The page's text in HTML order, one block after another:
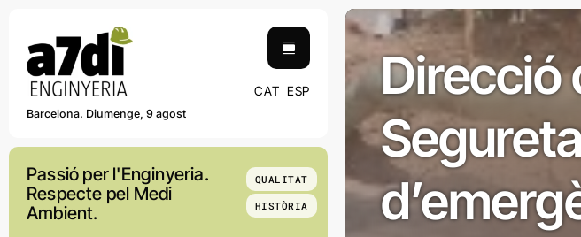
content
CAT ESP
Barcelona. Diumenge, 9 agost
Passió per l'Enginyeria.
Respecte pel Medi
Ambient.
QUALITAT
HISTÒRIA
Direcció